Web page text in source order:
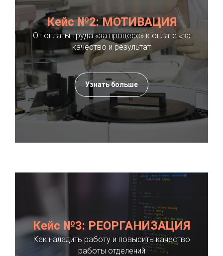
Кейс №2: МОТИВАЦИЯ
От оплаты труда «за процесс» к оплате «за
качество и результат
Узнать больше
Кейс №3: РЕОРГАНИЗАЦИЯ
Как наладить работу и повысить качество
работы отделений